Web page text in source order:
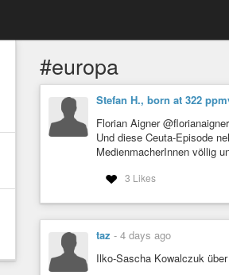
#europa
Stefan H., born at 322
Florian Aigner
Und diese Ceuta-Episode
MedienmacherInnen völlig
3 Likes
taz - 4 days ago
Ilko-Sascha Kowalczuk